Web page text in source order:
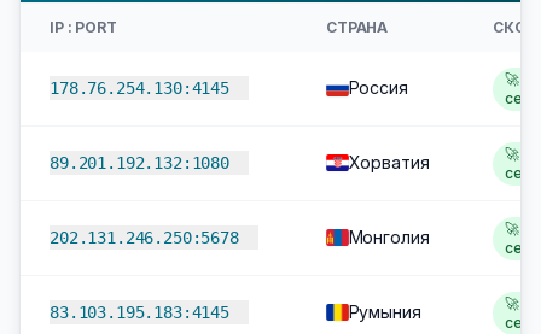
IP : PORT СТРАНА
178.76.254.130:4145 Россия
🚀
сек
89.201.192.132:1080 Хорватия
🚀
сек
202.131.246.250:5678 Монголия
🚀
сек
83.103.195.183:4145 Румыния
🚀
сек